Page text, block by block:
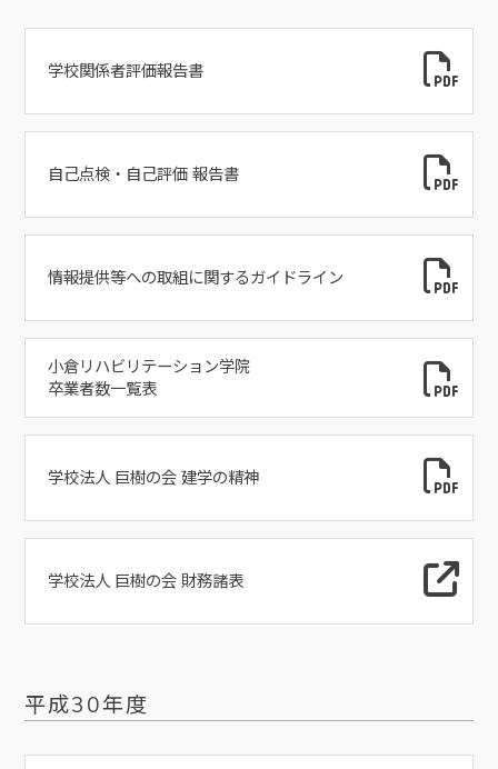
学校関係者評価報告書
自己点検・自己評価 報告書
情報提供等への取組に関するガイドライン
小倉リハビリテーション学院
卒業者数一覧表
学校法人 巨樹の会 建学の精神
学校法人 巨樹の会 財務諸表
平成30年度